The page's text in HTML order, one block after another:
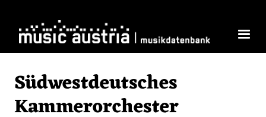
Südwestdeutsches
Kammerorchester